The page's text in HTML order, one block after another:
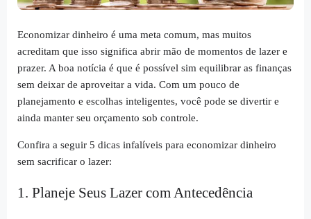
Economizar dinheiro é uma meta comum, mas muitos
acreditam que isso significa abrir mão de momentos de lazer e
prazer. A boa notícia é que é possível sim equilibrar as finanças
sem deixar de aproveitar a vida. Com um pouco de
planejamento e escolhas inteligentes, você pode se divertir e
ainda manter seu orçamento sob controle.
Confira a seguir 5 dicas infalíveis para economizar dinheiro
sem sacrificar o lazer:
1. Planeje Seus Lazer com Antecedência